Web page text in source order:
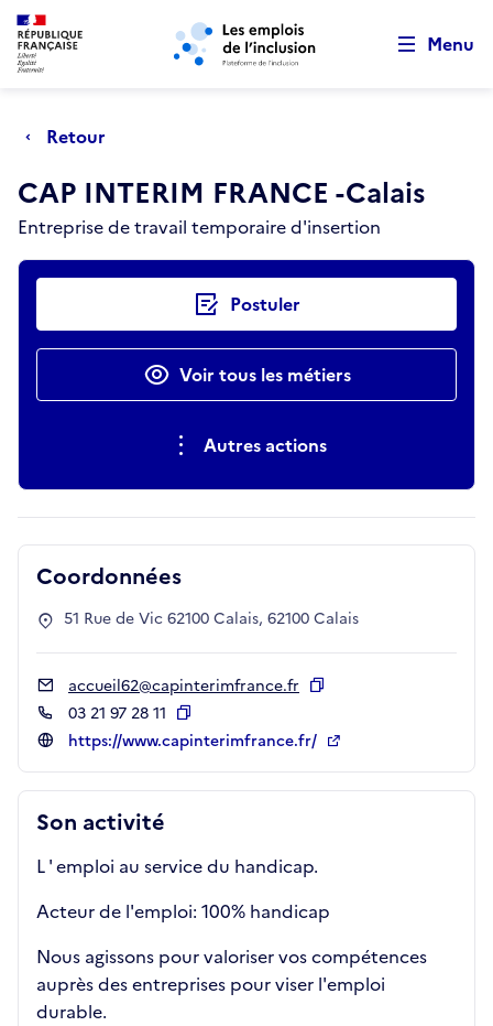
Aller au menu principal Aller au contenu principal
Menu
Retour
CAP INTERIM FRANCE -Calais
Entreprise de travail temporaire d'insertion
Actions rapides Postuler
Voir tous les métiers
Autres actions
Son activité
L ' emploi au service du handicap.
Acteur de l'emploi: 100% handicap
Nous agissons pour valoriser vos compétences
auprès des entreprises pour viser l'emploi
durable.
Coordonnées
51 Rue de Vic 62100 Calais, 62100 Calais
accueil62@capinterimfrance.fr
03 21 97 28 11
Copier
https://www.capinterimfrance.fr/
Retour au début de la page
Panneau de gestion des cookies